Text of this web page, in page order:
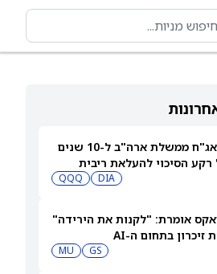
תשואת אג"ח ממשלת ארה"ב ל-10 שנים
רקע הסיכוי להעלאת ריבית
DIA
QQQ
אומרת: "לקנות את הירידה"
GS
MU